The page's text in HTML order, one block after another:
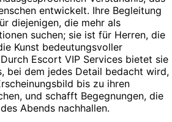
entwickelt. Ihre Begleitung
diejenigen, die mehr als
suchen; sie ist für Herren, die
Kunst bedeutungsvoller
Escort VIP Services bietet sie
bei dem jedes Detail bedacht wird,
bis zu ihren
und schafft Begegnungen, die
Abends nachhallen.